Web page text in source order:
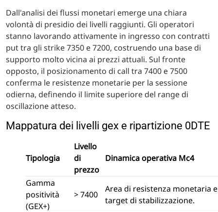
Dall'analisi dei flussi monetari emerge una chiara
volontà di presidio dei livelli raggiunti. Gli operatori
stanno lavorando attivamente in ingresso con contratti
put tra gli strike 7350 e 7200, costruendo una base di
supporto molto vicina ai prezzi attuali. Sul fronte
opposto, il posizionamento di call tra 7400 e 7500
conferma le resistenze monetarie per la sessione
odierna, definendo il limite superiore del range di
oscillazione atteso.
Mappatura dei livelli gex e ripartizione 0DTE
Tipologia
Livello
di
prezzo
Dinamica operativa Mc4
Gamma
positività
(GEX+)
> 7400
Area di resistenza monetaria e
target di stabilizzazione.